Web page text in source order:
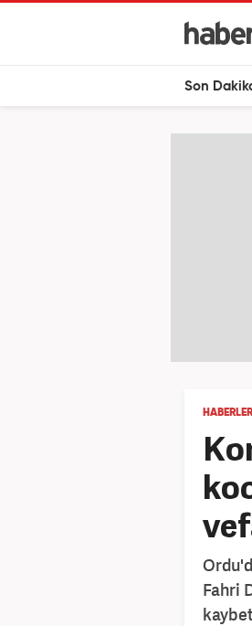
Son
HABERLER
Fahri